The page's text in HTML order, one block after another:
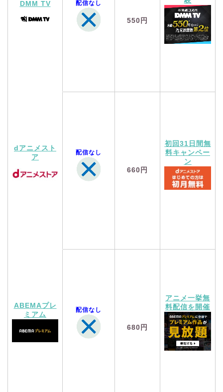
DMM TV 配信なし
550円
dアニメスト
ア
配信なし
660円
初回31日間無
料キャンペー
ン
ABEMAプレ
ミアム
配信なし
680円
アニメ一挙無
料配信を開催